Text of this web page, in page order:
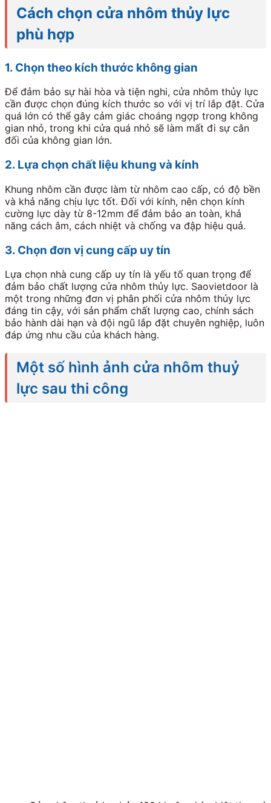
Cách chọn cửa nhôm thủy lực
phù hợp
1. Chọn theo kích thước không gian
Để đảm bảo sự hài hòa và tiện nghi, cửa nhôm thủy lực
cần được chọn đúng kích thước so với vị trí lắp đặt. Cửa
quá lớn có thể gây cảm giác choáng ngợp trong không
gian nhỏ, trong khi cửa quá nhỏ sẽ làm mất đi sự cân
đối của không gian lớn.
2. Lựa chọn chất liệu khung và kính
Khung nhôm cần được làm từ nhôm cao cấp, có độ bền
và khả năng chịu lực tốt. Đối với kính, nên chọn kính
cường lực dày từ 8-12mm để đảm bảo an toàn, khả
năng cách âm, cách nhiệt và chống va đập hiệu quả.
3. Chọn đơn vị cung cấp uy tín
Lựa chọn nhà cung cấp uy tín là yếu tố quan trọng để
đảm bảo chất lượng cửa nhôm thủy lực. Saovietdoor là
một trong những đơn vị phân phối cửa nhôm thủy lực
đáng tin cậy, với sản phẩm chất lượng cao, chính sách
bảo hành dài hạn và đội ngũ lắp đặt chuyên nghiệp, luôn
đáp ứng nhu cầu của khách hàng.
Một số hình ảnh cửa nhôm thuỷ
lực sau thi công